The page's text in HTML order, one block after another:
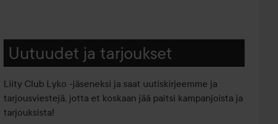
Uutuudet ja tarjoukset
Liity Club Lyko -jäseneksi ja saat uutiskirjeemme ja
tarjousviestejä, jotta et koskaan jää paitsi kampanjoista ja
tarjouksista!